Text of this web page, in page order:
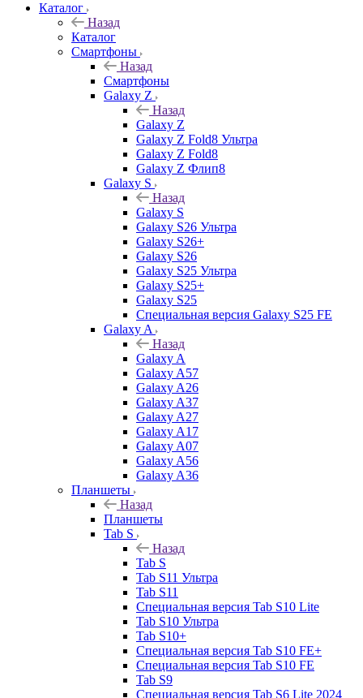
Каталог
Назад
Каталог
Смартфоны
Назад
Смартфоны
Galaxy Z
Назад
Galaxy Z
Galaxy Z Fold8 Ультра
Galaxy Z Fold8
Galaxy Z Флип8
Galaxy S
Назад
Galaxy S
Galaxy S26 Ультра
Galaxy S26+
Galaxy S26
Galaxy S25 Ультра
Galaxy S25+
Galaxy S25
Специальная версия Galaxy S25 FE
Galaxy A
Назад
Galaxy A
Galaxy A57
Galaxy A26
Galaxy A37
Galaxy A27
Galaxy A17
Galaxy A07
Galaxy A56
Galaxy A36
Планшеты
Назад
Планшеты
Tab S
Назад
Tab S
Tab S11 Ультра
Tab S11
Специальная версия Tab S10 Lite
Tab S10 Ультра
Tab S10+
Специальная версия Tab S10 FE+
Специальная версия Tab S10 FE
Tab S9
Специальная версия Tab S6 Lite 2024